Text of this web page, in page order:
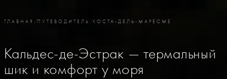
ГЛАВНАЯ /ПУТЕВОДИТЕЛЬ /КОСТА-ДЕЛЬ-МАРЕСМЕ
Кальдес-де-Эстрак — термальный
шик и комфорт у моря